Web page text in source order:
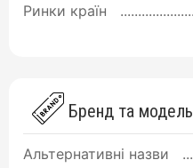
Ринки країн
Бренд та модель
Альтернативні назви